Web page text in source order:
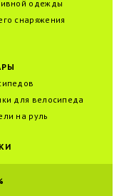
одежды
снаряжения
для велоcипеда
на руль